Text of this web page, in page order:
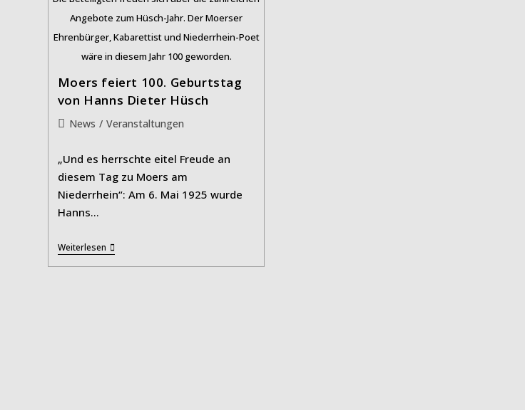
Angebote zum Hüsch-Jahr. Der Moerser
Ehrenbürger, Kabarettist und Niederrhein-Poet
wäre in diesem Jahr 100 geworden.
Moers feiert 100. Geburtstag
von Hanns Dieter Hüsch
Beitrags-
News / Veranstaltungen
„Und es herrschte eitel Freude an
diesem Tag zu Moers am
Niederrhein“: Am 6. Mai 1925 wurde
Hanns…
WeiterlesenMoers
Feiert
100.